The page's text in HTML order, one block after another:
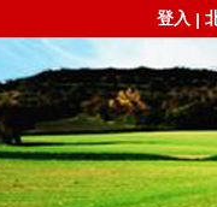
登入 |